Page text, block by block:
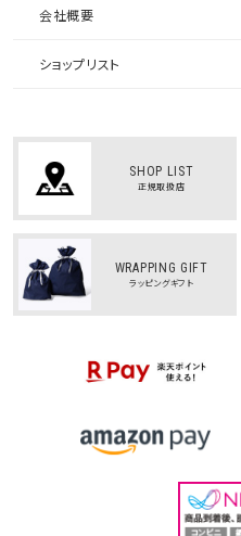
会社概要
ショップリスト
SHOP LIST
正規取扱店
WRAPPING GIFT
ラッピングギフト